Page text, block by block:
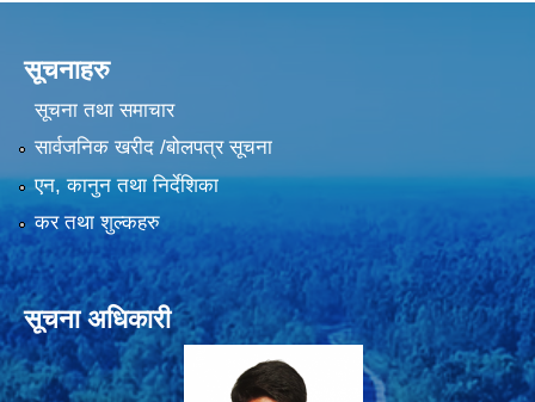
सूचनाहरु
सूचना तथा समाचार
सार्वजनिक खरीद /बोलपत्र सूचना
एन, कानुन तथा निर्देशिका
कर तथा शुल्कहरु
सूचना अधिकारी